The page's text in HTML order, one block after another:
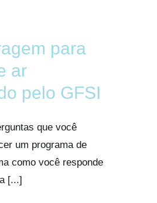
para
ar
pelo GFSI
que você
um programa de
como você responde
[...]